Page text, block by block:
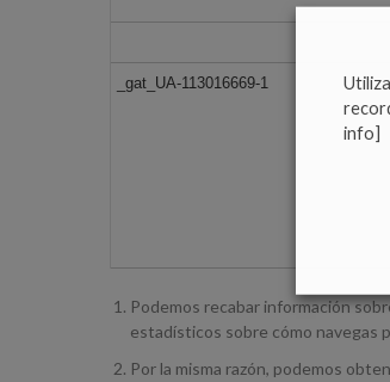
_gat_UA-113016669-1
Podemos recabar información
estadísticos sobre cómo navegas
Por la misma razón, podemos
info]